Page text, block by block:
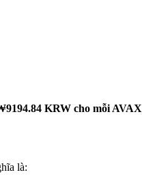
KRW cho mỗi AVAX
là: